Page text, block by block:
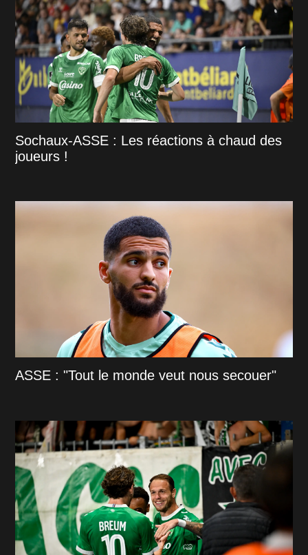
Sochaux-ASSE : Les réactions à chaud des
joueurs !
ASSE : "Tout le monde veut nous secouer"